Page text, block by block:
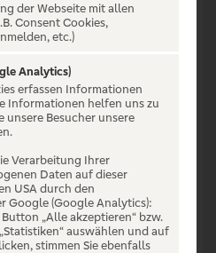
NICHT
der Webseite mit allen
Consent Cookies,
etc.)
Analytics)
erfassen Informationen
Informationen helfen uns zu
unsere Besucher unsere
Verarbeitung Ihrer
Daten auf dieser
USA durch den
Google (Google Analytics):
„Alle akzeptieren“ bzw.
auswählen und auf
stimmen Sie ebenfalls